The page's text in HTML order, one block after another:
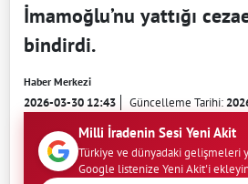
İmamoğlu’nu yattığı
bindirdi.
Haber Merkezi
2026-03-30 12:43 Güncelleme Tarihi:
Milli İradenin Sesi Yeni Akit
Türkiye ve dünyadaki gelişmeleri
Google listenize Yeni Akit'i